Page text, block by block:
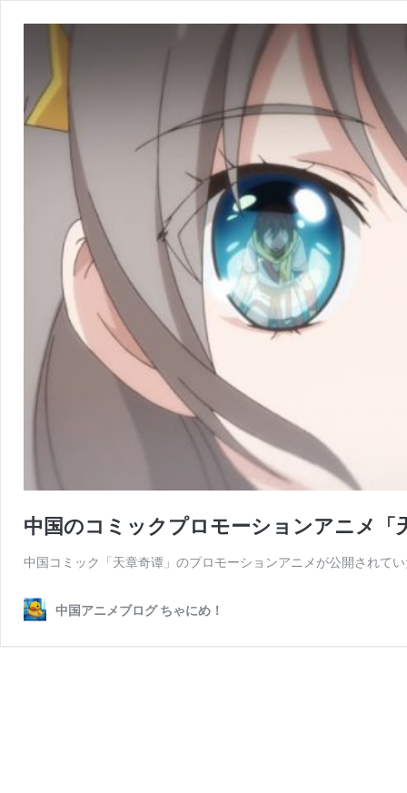
中国のコミックプロモーションアニメ「
中国コミック「天章奇谭」のプロモーションアニメが公開され
中国アニメブログ ちゃにめ！